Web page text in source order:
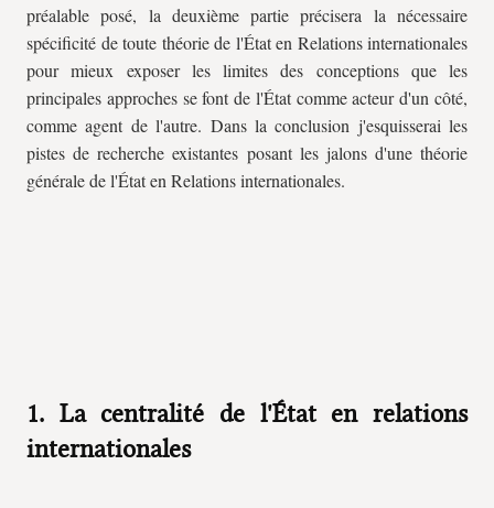
préalable posé, la deuxième partie précisera la nécessaire
spécificité de toute théorie de l'État en Relations internationales
pour mieux exposer les limites des conceptions que les
principales approches se font de l'État comme acteur d'un côté,
comme agent de l'autre. Dans la conclusion j'esquisserai les
pistes de recherche existantes posant les jalons d'une théorie
générale de l'État en Relations internationales.
1. La centralité de l'État en relations
internationales